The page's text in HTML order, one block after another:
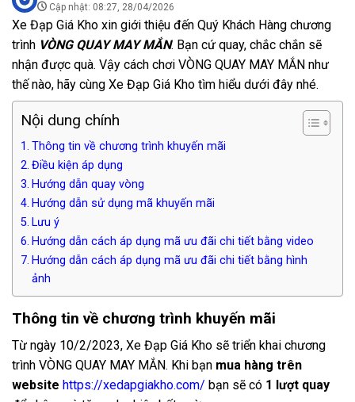
Cập nhật: 08:27, 28/04/2026
Xe Đạp Giá Kho xin giới thiệu đến Quý Khách Hàng chương
trình VÒNG QUAY MAY MẮN. Bạn cứ quay, chắc chắn sẽ
nhận được quà. Vậy cách chơi VÒNG QUAY MAY MẮN như
thế nào, hãy cùng Xe Đạp Giá Kho tìm hiểu dưới đây nhé.
Nội dung chính
Thông tin về chương trình khuyến mãi
Điều kiện áp dụng
Hướng dẫn quay vòng
Hướng dẫn sử dụng mã khuyến mãi
Lưu ý
Hướng dẫn cách áp dụng mã ưu đãi chi tiết bằng video
Hướng dẫn cách áp dụng mã ưu đãi chi tiết bằng hình
ảnh
Thông tin về chương trình khuyến mãi
Từ ngày 10/2/2023, Xe Đạp Giá Kho sẽ triển khai chương
trình VÒNG QUAY MAY MẮN. Khi bạn mua hàng trên
website https://xedapgiakho.com/ bạn sẽ có 1 lượt quay